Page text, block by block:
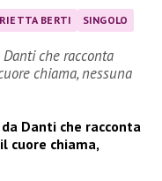
BERTI SINGOLO
che racconta
chiama, nessuna
Danti che racconta
cuore chiama,